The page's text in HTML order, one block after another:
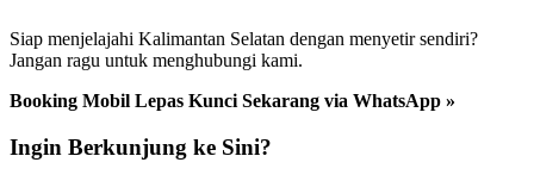
Siap menjelajahi Kalimantan Selatan dengan menyetir sendiri?
Jangan ragu untuk menghubungi kami.
Booking Mobil Lepas Kunci Sekarang via WhatsApp »
Ingin Berkunjung ke Sini?